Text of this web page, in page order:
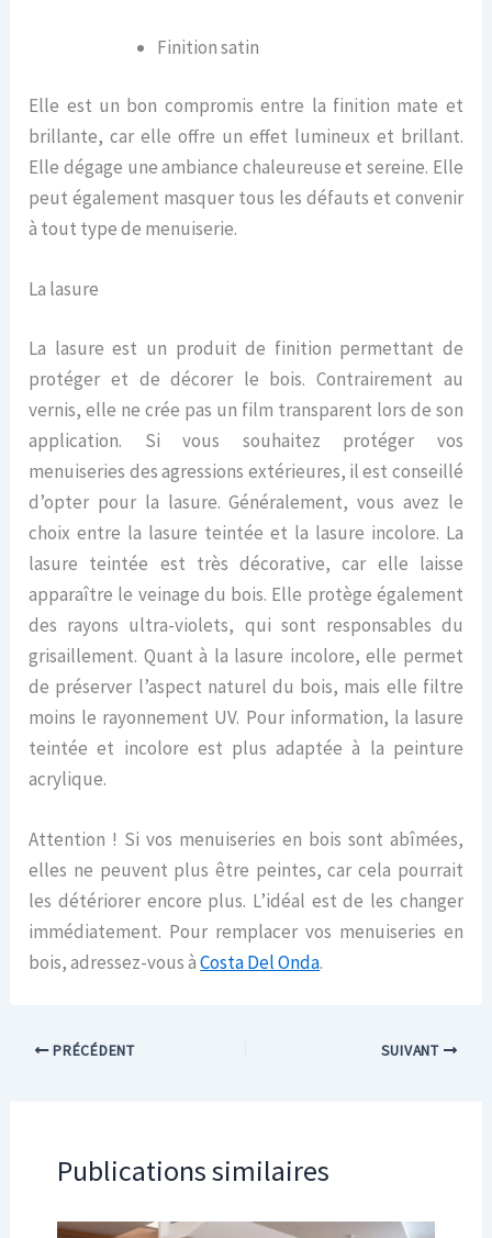
Finition satin
Elle est un bon compromis entre la finition mate et
brillante, car elle offre un effet lumineux et brillant.
Elle dégage une ambiance chaleureuse et sereine. Elle
peut également masquer tous les défauts et convenir
à tout type de menuiserie.
La lasure
La lasure est un produit de finition permettant de
protéger et de décorer le bois. Contrairement au
vernis, elle ne crée pas un film transparent lors de son
application. Si vous souhaitez protéger vos
menuiseries des agressions extérieures, il est conseillé
d’opter pour la lasure. Généralement, vous avez le
choix entre la lasure teintée et la lasure incolore. La
lasure teintée est très décorative, car elle laisse
apparaître le veinage du bois. Elle protège également
des rayons ultra-violets, qui sont responsables du
grisaillement. Quant à la lasure incolore, elle permet
de préserver l’aspect naturel du bois, mais elle filtre
moins le rayonnement UV. Pour information, la lasure
teintée et incolore est plus adaptée à la peinture
acrylique.
Attention ! Si vos menuiseries en bois sont abîmées,
elles ne peuvent plus être peintes, car cela pourrait
les détériorer encore plus. L’idéal est de les changer
immédiatement. Pour remplacer vos menuiseries en
bois, adressez-vous àCosta Del Onda.
PRÉCÉDENT SUIVANT
Publications similaires